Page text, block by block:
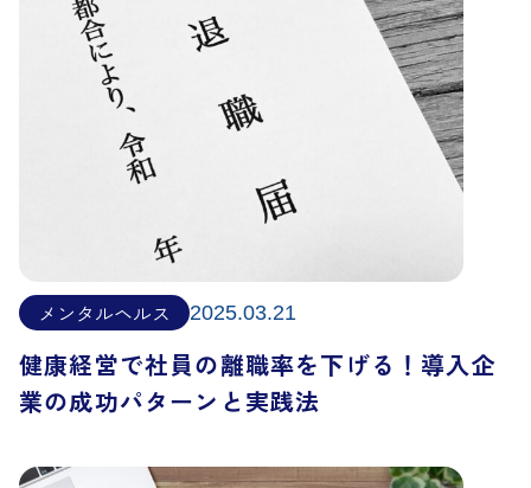
メンタルヘルス 2025.03.21
健康経営で社員の離職率を下げる！導入企
業の成功パターンと実践法